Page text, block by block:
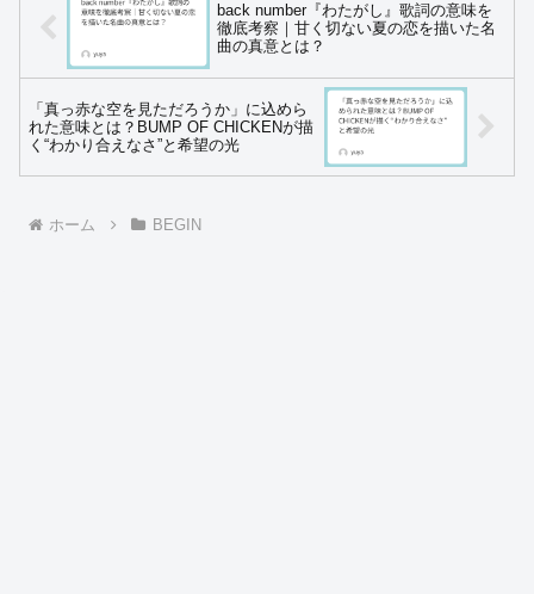
back number『わたがし』歌詞の意味を
徹底考察｜甘く切ない夏の恋を描いた名
曲の真意とは？
「真っ赤な空を見ただろうか」に込めら
れた意味とは？BUMP OF CHICKENが描
く“わかり合えなさ”と希望の光
ホーム BEGIN